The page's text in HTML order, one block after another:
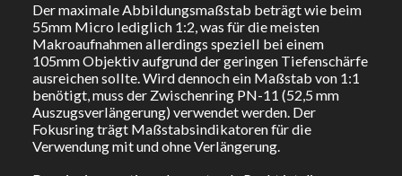
Der maximale Abbildungsmaßstab beträgt wie beim
55mm Micro lediglich 1:2, was für die meisten
Makroaufnahmen allerdings speziell bei einem
105mm Objektiv aufgrund der geringen Tiefenschärfe
ausreichen sollte. Wird dennoch ein Maßstab von 1:1
benötigt, muss der Zwischenring PN-11 (52,5 mm
Auszugsverlängerung) verwendet werden. Der
Fokusring trägt Maßstabsindikatoren für die
Verwendung mit und ohne Verlängerung.